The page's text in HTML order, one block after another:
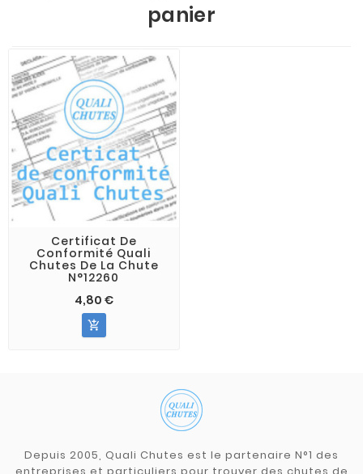
panier
Certificat De
Conformité Quali
Chutes De La Chute
N°12260
4,80 €

Depuis 2005, Quali Chutes est le partenaire N°1 des